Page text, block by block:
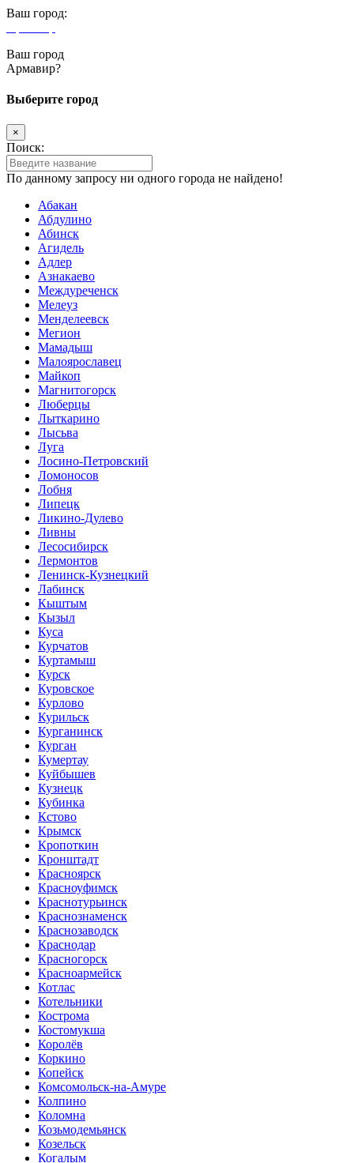
Ваш город:
Ваш город
Армавир?
Выберите город
×
Поиск:
По данному запросу ни одного города не найдено!
Абакан
Абдулино
Абинск
Агидель
Адлер
Азнакаево
Междуреченск
Мелеуз
Менделеевск
Мегион
Мамадыш
Малоярославец
Майкоп
Магнитогорск
Люберцы
Лыткарино
Лысьва
Луга
Лосино-Петровский
Ломоносов
Лобня
Липецк
Ликино-Дулево
Ливны
Лесосибирск
Лермонтов
Ленинск-Кузнецкий
Лабинск
Кыштым
Кызыл
Куса
Курчатов
Куртамыш
Курск
Куровское
Курлово
Курильск
Курганинск
Курган
Кумертау
Куйбышев
Кузнецк
Кубинка
Кстово
Крымск
Кропоткин
Кронштадт
Красноярск
Красноуфимск
Краснотурьинск
Краснознаменск
Краснозаводск
Краснодар
Красногорск
Красноармейск
Котлас
Котельники
Кострома
Костомукша
Королёв
Коркино
Копейск
Комсомольск-на-Амуре
Колпино
Коломна
Козьмодемьянск
Козельск
Когалым